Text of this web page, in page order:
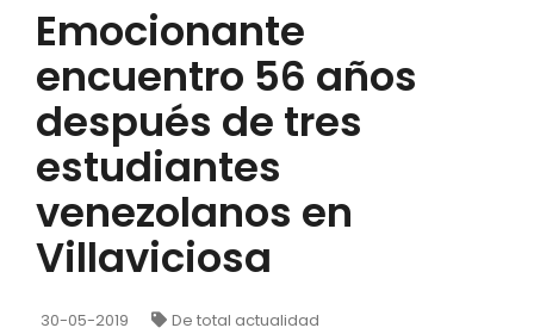
Emocionante
encuentro 56 años
después de tres
estudiantes
venezolanos en
Villaviciosa
30-05-2019 De total actualidad